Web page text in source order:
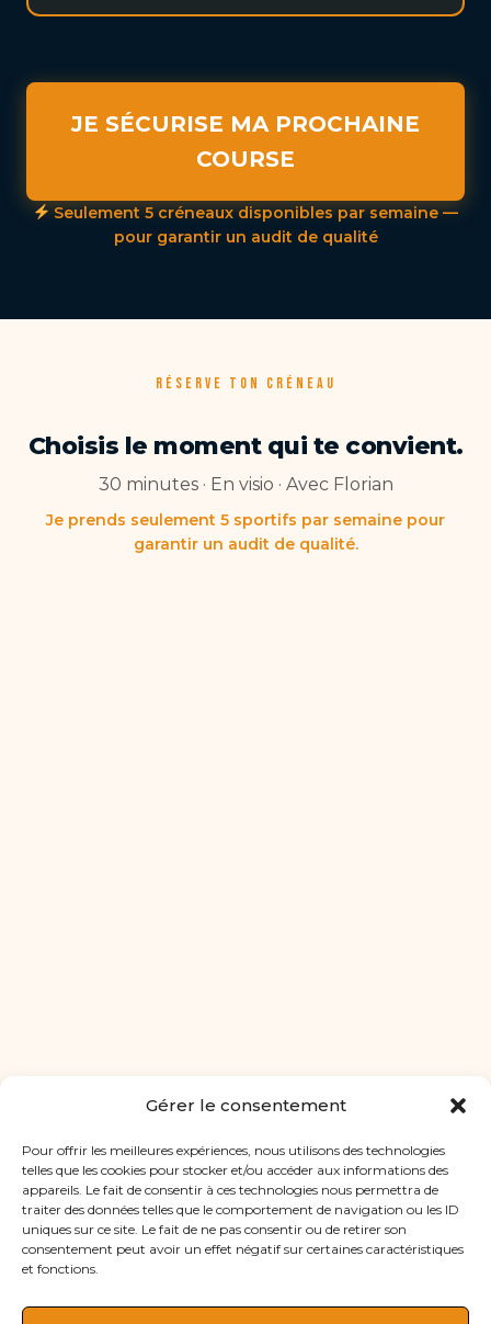
Gérer le consentement
Pour offrir les meilleures expériences, nous utilisons des technologies
telles que les cookies pour stocker et/ou accéder aux informations des
appareils. Le fait de consentir à ces technologies nous permettra de
traiter des données telles que le comportement de navigation ou les ID
uniques sur ce site. Le fait de ne pas consentir ou de retirer son
consentement peut avoir un effet négatif sur certaines caractéristiques
et fonctions.
JE SÉCURISE MA PROCHAINE
COURSE
Seulement 5 créneaux disponibles par semaine —
pour garantir un audit de qualité
RÉSERVE TON CRÉNEAU
Choisis le moment qui te convient.
30 minutes · En visio · Avec Florian
Je prends seulement 5 sportifs par semaine pour
garantir un audit de qualité.